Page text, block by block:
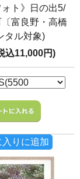
ォト》日の出5/
〔富良野・高橋
タル対象)
込11,000円)
入りに追加